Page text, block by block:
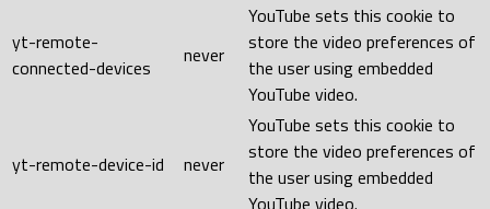
yt-remote-
connected-devices
never
YouTube sets this cookie to
store the video preferences of
the user using embedded
YouTube video.
yt-remote-device-id never
YouTube sets this cookie to
store the video preferences of
the user using embedded
YouTube video.